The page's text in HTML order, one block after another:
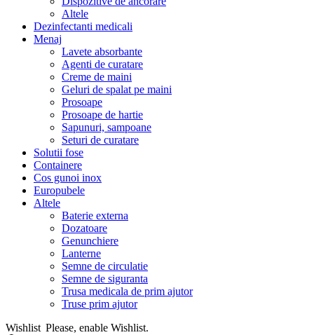
Altele
Dezinfectanti medicali
Menaj
Lavete absorbante
Agenti de curatare
Creme de maini
Geluri de spalat pe maini
Prosoape
Prosoape de hartie
Sapunuri, sampoane
Seturi de curatare
Solutii fose
Containere
Cos gunoi inox
Europubele
Altele
Baterie externa
Dozatoare
Genunchiere
Lanterne
Semne de circulatie
Semne de siguranta
Trusa medicala de prim ajutor
Truse prim ajutor
Wishlist Please, enable Wishlist.